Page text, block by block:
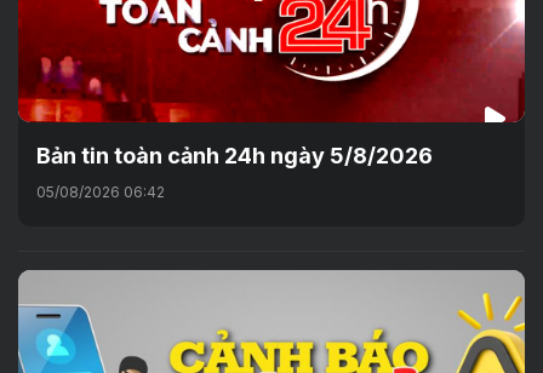
Bản tin toàn cảnh 24h ngày 5/8/2026
05/08/2026 06:42